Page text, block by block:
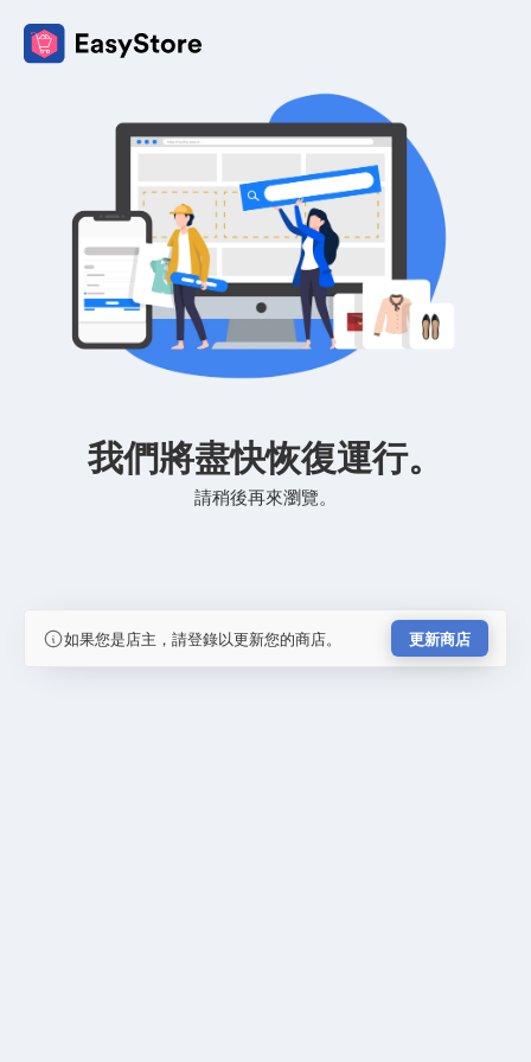
我們將盡快恢復運行。
請稍後再來瀏覽。
如果您是店主，請登錄以更新您的商店。 更新商店